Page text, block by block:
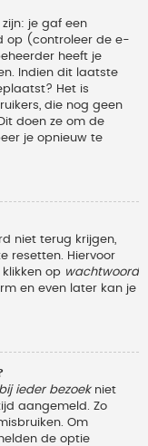
je gaf een
op (controleer de e-
heeft je
Indien dit laatste
Het is
die nog geen
doen ze om de
je opnieuw te
niet terug krijgen,
resetten. Hiervoor
op wachtwoord
en even later kan je
ieder bezoekniet
aangemeld. Zo
Om
de optie